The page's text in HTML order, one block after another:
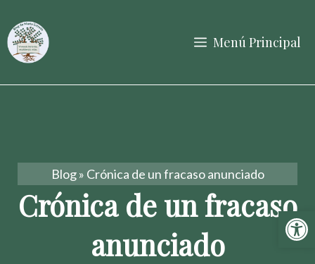
Abrir
al
contenido
Menú Principal
Blog» Crónica de un fracaso anunciado
Crónica de un fracaso
anunciado